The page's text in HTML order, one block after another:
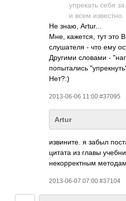
упрекать себя
и всем известно.
Не знаю, Artur...
Мне, кажется, тут это
слушателя - что ему
Другими словами -
попытались
Нет?:)
2013-06-06 11:00 #37095
Artur
извините. я забыл
цитата из главы
некорректным
2013-06-07 07:00 #37104